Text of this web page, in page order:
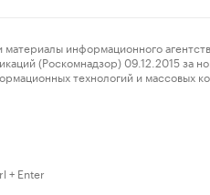
информационного агентства
(Роскомнадзор) 09.12.2015
технологий и
+ Enter